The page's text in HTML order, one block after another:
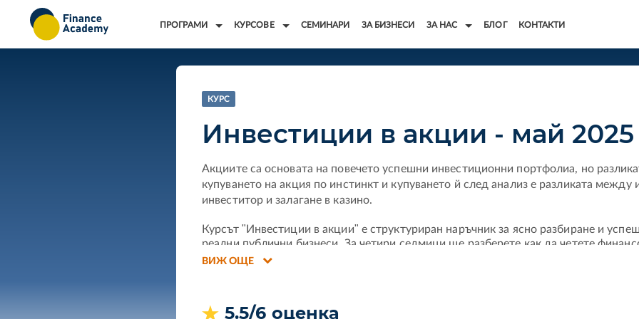
ПРОГРАМИ КУРСОВЕ СЕМИНАРИ ЗА БИЗНЕСИ ЗА НАС БЛОГ КОНТАКТИ
КУРС
Инвестиции в акции - май 2025
Акциите са основата на повечето успешни инвестиционни портфолиа, но
купуването на акция по инстинкт и купуването й след анализ е разликата между
инвеститор и залагане в казино.
Курсът "Инвестиции в акции" е структуриран наръчник за ясно разбиране и
реални публични бизнеси. За четири седмици ще разберете как да четете
компаниите, как да оценявате дали дадена акция е подценена или надценена, и
модела на дисконтираните дивиденти и DCF. Ще научите как да класифицирате
ВИЖ ОЩЕ
5.5/6 оценка